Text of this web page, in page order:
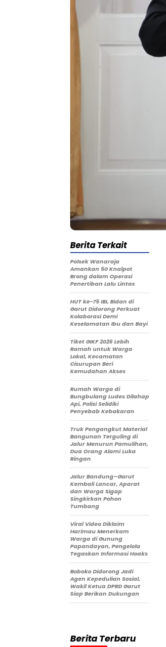
Berita Terkait
Polsek Wanaraja
Amankan 50 Knalpot
Brong dalam Operasi
Penertiban Lalu Lintas
HUT ke-75 IBI, Bidan di
Garut Didorong Perkuat
Kolaborasi Demi
Keselamatan Ibu dan Bayi
Tiket GIKF 2026 Lebih
Ramah untuk Warga
Lokal, Kecamatan
Cisurupan Beri
Kemudahan Akses
Rumah Warga di
Bungbulang Ludes Dilahap
Api, Polisi Selidiki
Penyebab Kebakaran
Truk Pengangkut Material
Bangunan Terguling di
Jalur Menurun Pamulihan,
Dua Orang Alami Luka
Ringan
Jalur Bandung–Garut
Kembali Lancar, Aparat
dan Warga Sigap
Singkirkan Pohon
Tumbang
Viral Video Diklaim
Harimau Menerkam
Warga di Gunung
Papandayan, Pengelola
Tegaskan Informasi Hoaks
Boboko Didorong Jadi
Agen Kepedulian Sosial,
Wakil Ketua DPRD Garut
Siap Berikan Dukungan
Berita Terbaru